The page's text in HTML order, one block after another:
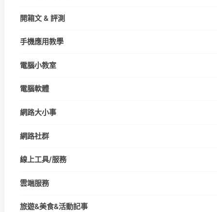
開箱文 & 評測
手機應用教學
電腦小教室
電腦軟體
網路大小事
網路社群
線上工具/服務
雲端服務
旅遊&美食&活動記事